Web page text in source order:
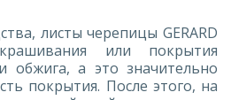
листы черепицы GERARD
или покрытия
обжига, а это значительно
покрытия. После этого, на